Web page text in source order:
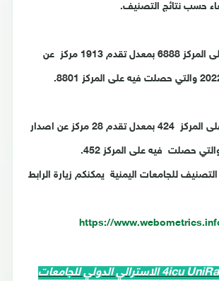
حسب نتائج التصنيف.
حصلت الجامعة على المركز 6888 بمعدل تقدم 1913 مركز عن
حصلت الجامعة على المركز 424 بمعدل تقدم 28 مركز عن اصدار
التصنيف للجامعات اليمنية يمكنكم زيارة الرابط
https://
ثانياً: تصنيف4icu UniRank الاسترالي الدولي للجامعات